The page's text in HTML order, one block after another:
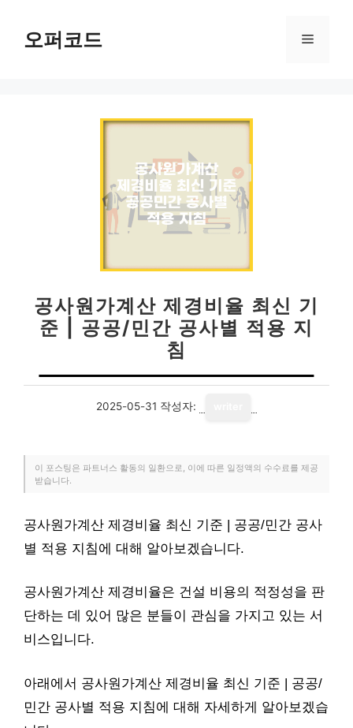
오퍼코드 메
공사원가계산 제경비율 최신 기
준 | 공공/민간 공사별 적용 지
침
2025-05-31 작성자:
이 포스팅은 파트너스 활동의 일환으로, 이에 따른 일정액의 수수료를 제공
받습니다.
공사원가계산 제경비율 최신 기준 | 공공/민간 공사
별 적용 지침에 대해 알아보겠습니다.
공사원가계산 제경비율은 건설 비용의 적정성을 판
단하는 데 있어 많은 분들이 관심을 가지고 있는 서
비스입니다.
아래에서 공사원가계산 제경비율 최신 기준 | 공공/
민간 공사별 적용 지침에 대해 자세하게 알아보겠습